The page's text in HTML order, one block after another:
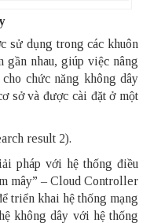
sử dụng trong các khuôn
gần nhau, giúp việc nâng
chức năng không dây
sở và được cài đặt ở một
result 2).
pháp với hệ thống điều
mây” – Cloud Controller
triển khai hệ thống mạng
không dây với hệ thống